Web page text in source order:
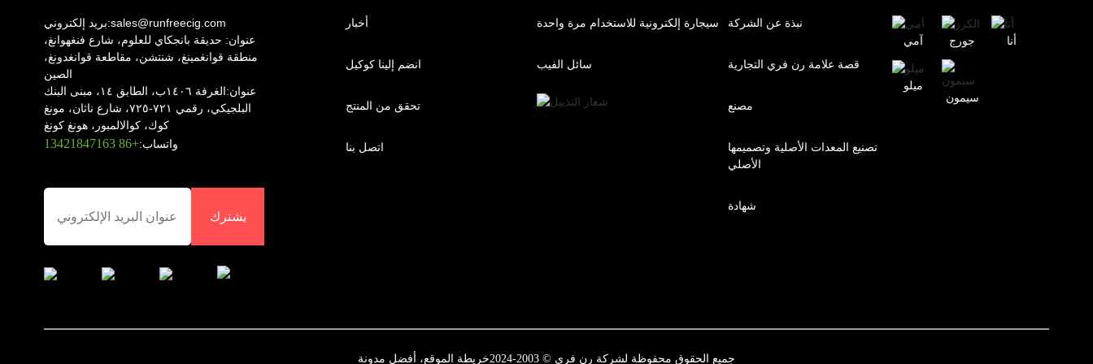
بريد إلكتروني:sales@runfreecig.com
عنوان: حديقة بانجكاي للعلوم، شارع فنغهوانغ،
منطقة قوانغمينغ، شنتشن، مقاطعة قوانغدونغ،
الصين
عنوان:
الغرفة ١٤٠٦ب، الطابق ١٤، مبنى البنك
البلجيكي، رقمي ٧٢١-٧٢٥، شارع ناثان، مونغ
كوك، كوالالمبور، هونغ كونغ
واتساب:+86 13421847163
يشترك
أخبار
انضم إلينا كوكيل
تحقق من المنتج
اتصل بنا
سيجارة إلكترونية للاستخدام مرة واحدة
سائل الفيب
نبذة عن الشركة
قصة علامة رن فري التجارية
مصنع
تصنيع المعدات الأصلية وتصميمها
الأصلي
شهادة
آمي جورج أنا
ميلو
سيمون
جميع الحقوق محفوظة لشركة رن فري © 2003-2024 خريطة الموقع، أفضل مدونة